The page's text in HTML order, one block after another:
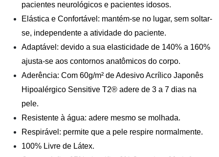
pacientes neurológicos e pacientes idosos.
Elástica e Confortável: mantém-se no lugar, sem soltar-
se, independente a atividade do paciente.
Adaptável: devido a sua elasticidade de 140% a 160%
ajusta-se aos contornos anatômicos do corpo.
Aderência: Com 60g/m² de Adesivo Acrílico Japonês
Hipoalérgico Sensitive T2® adere de 3 a 7 dias na
pele.
Resistente à água: adere mesmo se molhada.
Respirável: permite que a pele respire normalmente.
100% Livre de Látex.